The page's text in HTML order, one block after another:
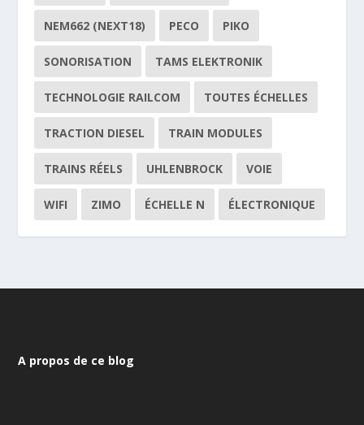
NEM662 (NEXT18) PECO PIKO
SONORISATION TAMS ELEKTRONIK
TECHNOLOGIE RAILCOM TOUTES ÉCHELLES
TRACTION DIESEL TRAIN MODULES
TRAINS RÉELS UHLENBROCK VOIE
WIFI ZIMO ÉCHELLE N ÉLECTRONIQUE
A propos de ce blog